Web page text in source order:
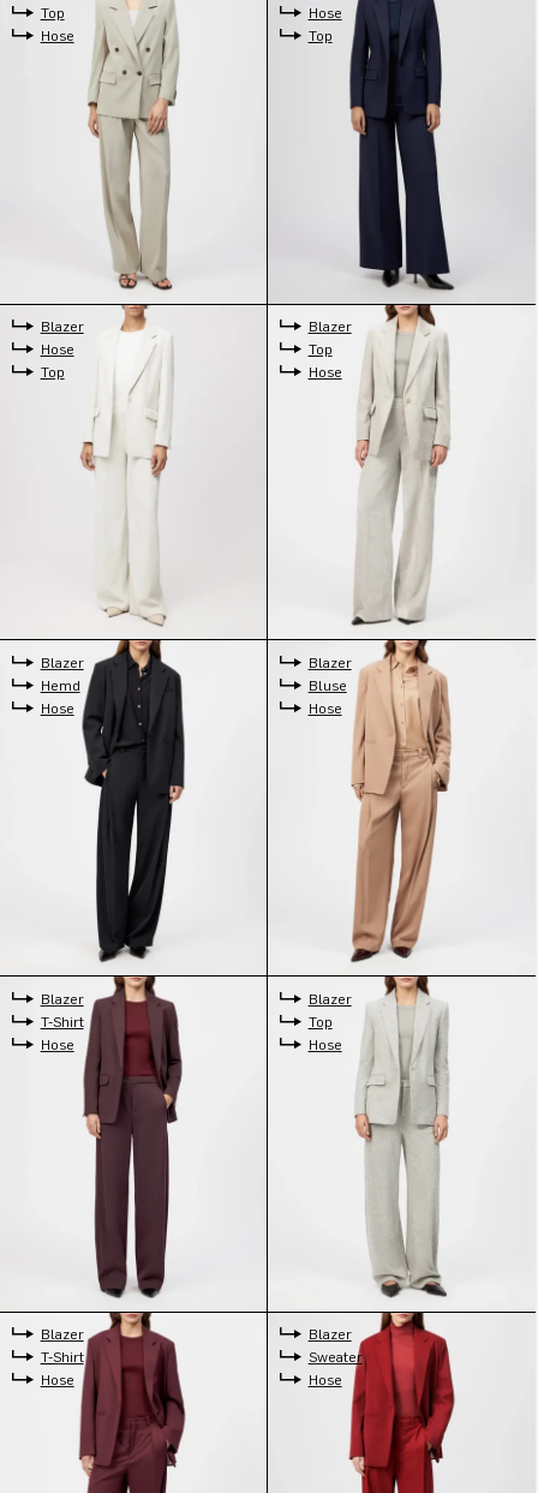
Top
Hose
Hose
Top
Blazer
Hose
Top
Blazer
Top
Hose
Blazer
Hemd
Hose
Blazer
Bluse
Hose
Blazer
T-Shirt
Hose
Blazer
Top
Hose
Blazer
T-Shirt
Hose
Blazer
Sweater
Hose